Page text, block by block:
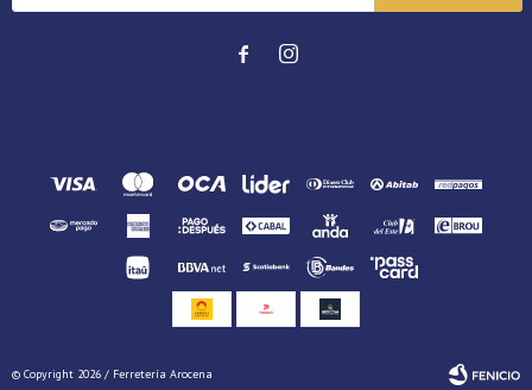
 
© Copyright 2026 / Ferretería Arocena